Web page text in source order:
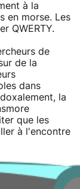
à la
en morse. Les
QWERTY.
de
de la
dans
la
que les
à l'encontre